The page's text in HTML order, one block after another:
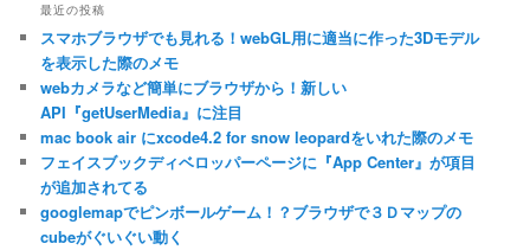
リ
ー
最近の投稿
スマホブラウザでも見れる！webGL用に適当に作った3Dモデル
を表示した際のメモ
webカメラなど簡単にブラウザから！新しい
API『getUserMedia』に注目
mac book air にxcode4.2 for snow leopardをいれた際のメモ
フェイスブックディベロッパーページに『App Center』が項目
が追加されてる
googlemapでピンボールゲーム！？ブラウザで３Ｄマップの
cubeがぐいぐい動く